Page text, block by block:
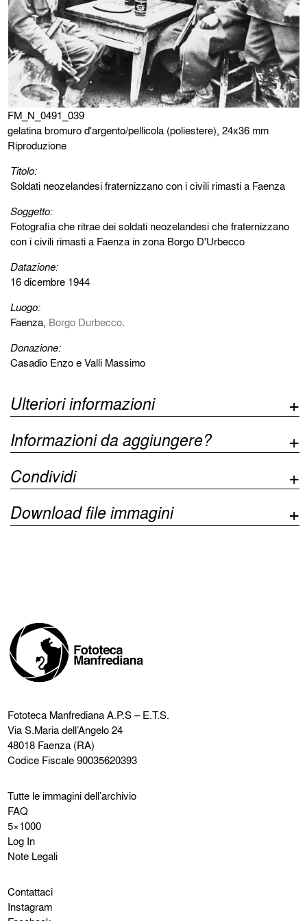
FM_N_0491_039
gelatina bromuro d'argento/pellicola (poliestere), 24x36 mm
Riproduzione
Titolo:
Soldati neozelandesi fraternizzano con i civili rimasti a Faenza
Soggetto:
Fotografia che ritrae dei soldati neozelandesi che fraternizzano
con i civili rimasti a Faenza in zona Borgo D'Urbecco
Datazione:
16 dicembre 1944
Luogo:
Faenza, Borgo Durbecco.
Donazione:
Casadio Enzo e Valli Massimo
Ulteriori informazioni
Informazioni da aggiungere?
Condividi
Download file immagini
Fototeca ManfredianaA.P.S – E.T.S.
Via S.Maria dell’Angelo 24
48018 Faenza (RA)
Codice Fiscale 90035620393
Tutte le immagini dell’archivio
FAQ
5×1000
Log In
Note Legali
Contattaci
Instagram